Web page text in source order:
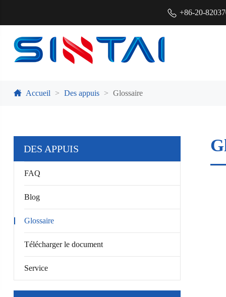
+86-20-
Accueil Des appuis Glossaire
DES APPUIS
FAQ
Blog
Glossaire
Télécharger le document
Service